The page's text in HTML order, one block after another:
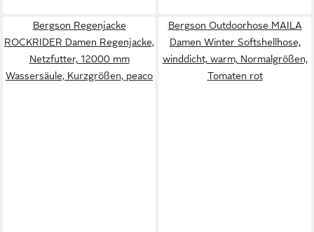
Bergson Regenjacke
ROCKRIDER Damen Regenjacke,
Netzfutter, 12000 mm
Wassersäule, Kurzgrößen, peaco
Bergson Outdoorhose MAILA
Damen Winter Softshellhose,
winddicht, warm, Normalgrößen,
Tomaten rot